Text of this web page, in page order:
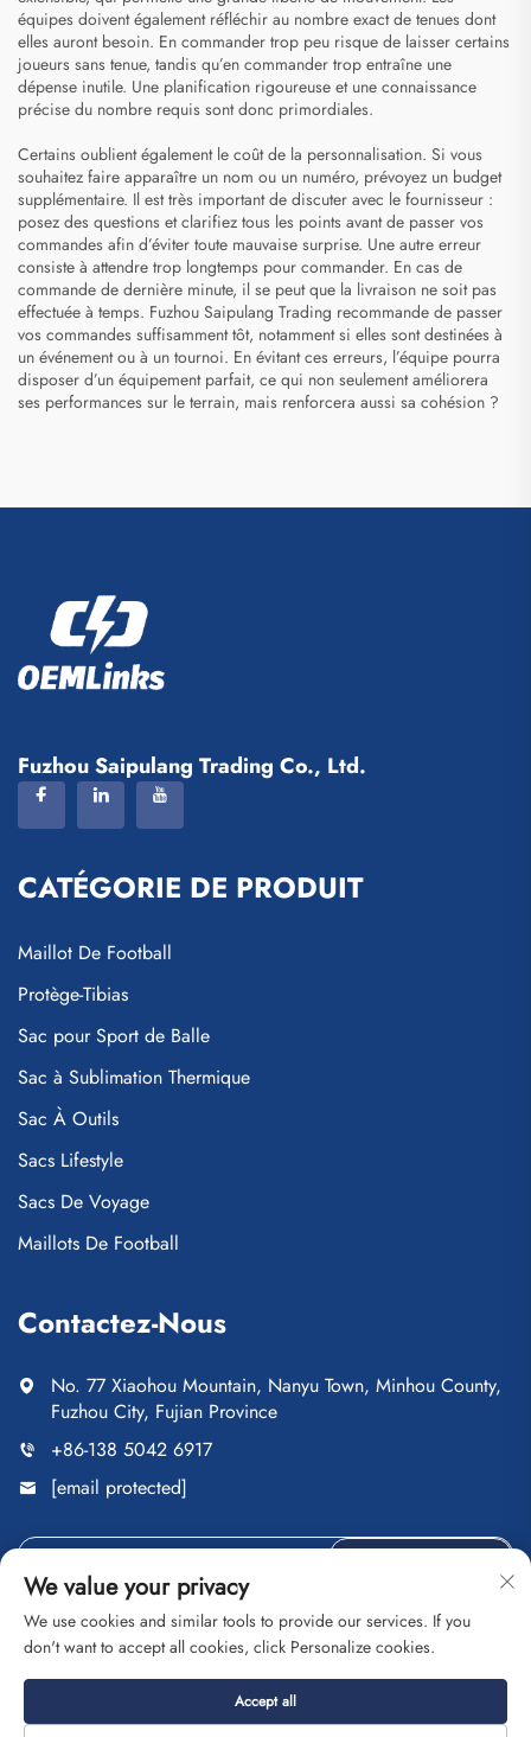
équipes doivent également réfléchir au nombre exact de tenues dont
elles auront besoin. En commander trop peu risque de laisser certains
joueurs sans tenue, tandis qu’en commander trop entraîne une
dépense inutile. Une planification rigoureuse et une connaissance
précise du nombre requis sont donc primordiales.
Certains oublient également le coût de la personnalisation. Si vous
souhaitez faire apparaître un nom ou un numéro, prévoyez un budget
supplémentaire. Il est très important de discuter avec le fournisseur :
posez des questions et clarifiez tous les points avant de passer vos
commandes afin d’éviter toute mauvaise surprise. Une autre erreur
consiste à attendre trop longtemps pour commander. En cas de
commande de dernière minute, il se peut que la livraison ne soit pas
effectuée à temps. Fuzhou Saipulang Trading recommande de passer
vos commandes suffisamment tôt, notamment si elles sont destinées à
un événement ou à un tournoi. En évitant ces erreurs, l’équipe pourra
disposer d’un équipement parfait, ce qui non seulement améliorera
ses performances sur le terrain, mais renforcera aussi sa cohésion ?
Fuzhou Saipulang Trading Co., Ltd.
CATÉGORIE DE PRODUIT
Maillot De Football
Protège-Tibias
Sac pour Sport de Balle
Sac à Sublimation Thermique
Sac À Outils
Sacs Lifestyle
Sacs De Voyage
Maillots De Football
Contactez-Nous
No. 77 Xiaohou Mountain, Nanyu Town, Minhou County,
Fuzhou City, Fujian Province
+86-138 5042 6917
[email protected]
Droits d'auteur © Fuzhou Saipulang Trading Co., Ltd. Tous
Politique de confidentialité
We value your privacy
We use cookies and similar tools to provide our services. If you
don't want to accept all cookies, click Personalize cookies.
Accept all